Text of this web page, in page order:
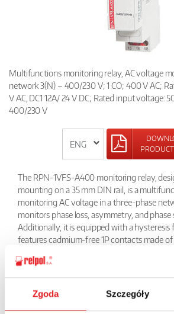
Zgoda Szczegóły
Multifunctions monitoring relay, AC voltage
network 3(N) ~ 400/230 V; 1 CO; 400 V AC;
V AC, DC1 12A/ 24 V DC; Rated input voltage:
400/230 V
The RPN-1VFS-A400 monitoring relay,
mounting on a 35 mm DIN rail, is a
monitoring AC voltage in a three-phase
monitors phase loss, asymmetry, and phase
Additionally, it is equipped with a hysteresis
features cadmium-free 1P contacts made
maximum contact voltage of 300 V AC.
this relay is equal to the monitored voltage,
is 3(N)~ 400/230 V AC 50/60 Hz.